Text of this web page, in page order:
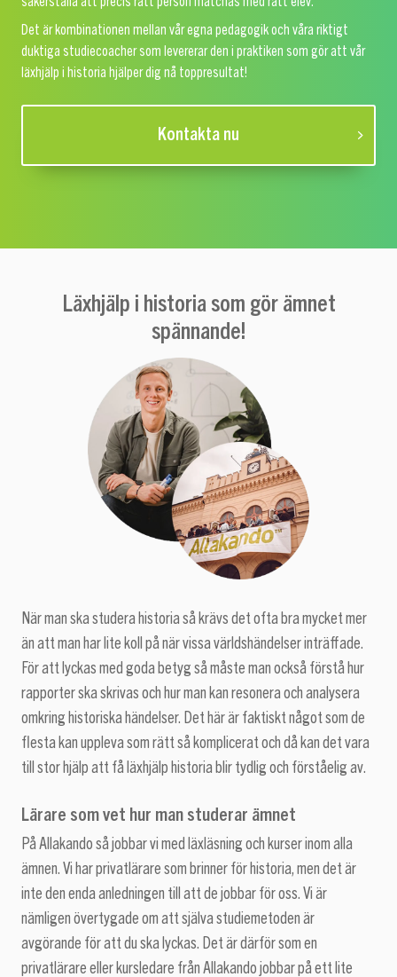
Det är kombinationen mellan vår egna pedagogik och våra riktigt
duktiga studiecoacher som levererar den i praktiken som gör att vår
läxhjälp i historia hjälper dig nå toppresultat!
Kontakta nu
Läxhjälp i historia som gör ämnet
spännande!
När man ska studera historia så krävs det ofta bra mycket mer
än att man har lite koll på när vissa världshändelser inträffade.
För att lyckas med goda betyg så måste man också förstå hur
rapporter ska skrivas och hur man kan resonera och analysera
omkring historiska händelser. Det här är faktiskt något som de
flesta kan uppleva som rätt så komplicerat och då kan det vara
till stor hjälp att få läxhjälp historia blir tydlig och förståelig av.
Lärare som vet hur man studerar ämnet
På Allakando så jobbar vi med läxläsning och kurser inom alla
ämnen. Vi har privatlärare som brinner för historia, men det är
inte den enda anledningen till att de jobbar för oss. Vi är
nämligen övertygade om att själva studiemetoden är
avgörande för att du ska lyckas. Det är därför som en
privatlärare eller kursledare från Allakando jobbar på ett lite